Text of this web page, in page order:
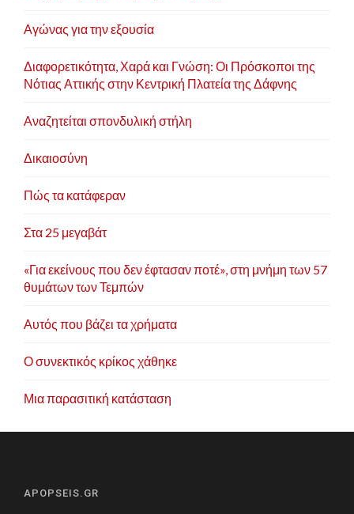
Αγώνας για την εξουσία
Διαφορετικότητα, Χαρά και Γνώση: Οι Πρόσκοποι της
Νότιας Αττικής στην Κεντρική Πλατεία της Δάφνης
Αναζητείται σπονδυλική στήλη
Δικαιοσύνη
Πώς τα κατάφεραν
Στα 25 μεγαβάτ
«Για εκείνους που δεν έφτασαν ποτέ», στη μνήμη των 57
θυμάτων των Τεμπών
Αυτός που βάζει τα χρήματα
Ο συνεκτικός κρίκος χάθηκε
Μια παρασιτική κατάσταση
APOPSEIS.GR